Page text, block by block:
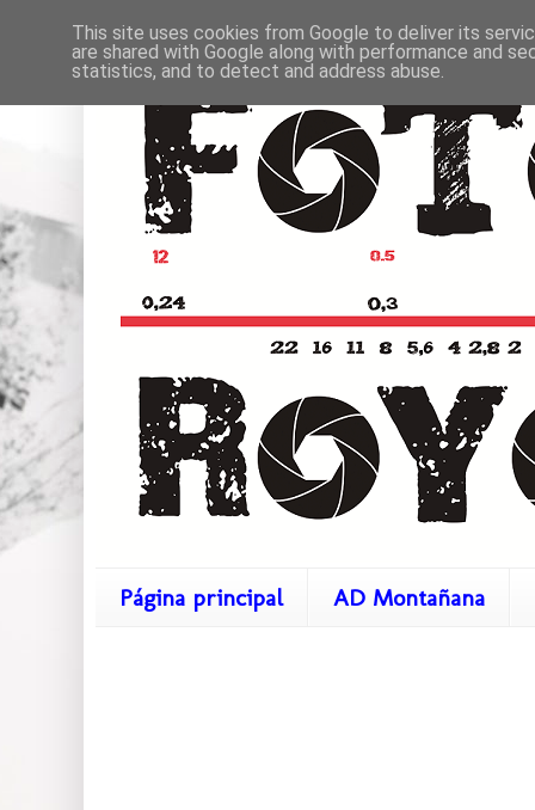
Página principal AD Montañana
This site uses cookies from Google to deliver its
are shared with Google along with performance and
statistics, and to detect and address abuse.